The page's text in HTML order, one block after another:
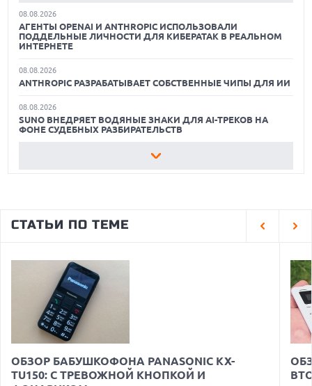
ЛУЧШИЕ АВТОНОМНЫЕ ГАЗОНОКОСИЛКИ В 2026 ГОДУ
ЛУЧШИЕ ВИДЕОРЕГИСТРАТОРЫ В 2026 ГОДУ
КАК БЕЗОПАСНО КУПИТЬ Б/У СМАРТФОН
08.08.2026
АГЕНТЫ OPENAI И ANTHROPIC ИСПОЛЬЗОВАЛИ
ПОДДЕЛЬНЫЕ ЛИЧНОСТИ ДЛЯ КИБЕРАТАК В РЕАЛЬНОМ
ИНТЕРНЕТЕ
08.08.2026
ANTHROPIC РАЗРАБАТЫВАЕТ СОБСТВЕННЫЕ ЧИПЫ ДЛЯ ИИ
08.08.2026
SUNO ВНЕДРЯЕТ ВОДЯНЫЕ ЗНАКИ ДЛЯ AI-ТРЕКОВ НА
ФОНЕ СУДЕБНЫХ РАЗБИРАТЕЛЬСТВ
ФУНКЦИЯМИ ЗАКАЗА И БРОНИРОВАНИЯ
ДЕФИЦИТ ПАМЯТИ DRAM УГРОЖАЕТ СРОКАМ ВЫХОДА
IPHONE 18 PRO
07.08.2026
HUAWEI ПРЕДСТАВИЛА УЛЬТРАЛЕГКИЙ НОУТБУК
MATEBOOK PRO S С OLED-ЭКРАНОМ
07.08.2026
ДАННЫХ МИЛЛИОНОВ ПОЛЬЗОВАТЕЛЕЙ
СТАТЬИ ПО ТЕМЕ
ОБЗОР БАБУШКОФОНА PANASONIC KX-
TU150: С ТРЕВОЖНОЙ КНОПКОЙ И